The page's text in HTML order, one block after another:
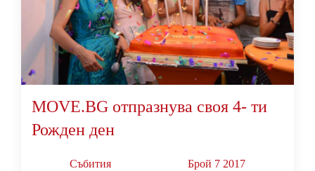
MOVE.BG отпразнува своя 4- ти
Рожден ден
Събития Брой 7 2017